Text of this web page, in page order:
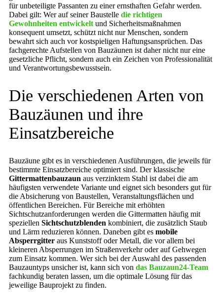
für unbeteiligte Passanten zu einer ernsthaften Gefahr werden.
Dabei gilt: Wer auf seiner Baustelle die richtigen
Gewohnheiten entwickelt und Sicherheitsmaßnahmen
konsequent umsetzt, schützt nicht nur Menschen, sondern
bewahrt sich auch vor kostspieligen Haftungsansprüchen. Das
fachgerechte Aufstellen von Bauzäunen ist daher nicht nur eine
gesetzliche Pflicht, sondern auch ein Zeichen von Professionalität
und Verantwortungsbewusstsein.
Die verschiedenen Arten von
Bauzäunen und ihre
Einsatzbereiche
Bauzäune gibt es in verschiedenen Ausführungen, die jeweils für
bestimmte Einsatzbereiche optimiert sind. Der klassische
Gittermattenbauzaun aus verzinktem Stahl ist dabei die am
häufigsten verwendete Variante und eignet sich besonders gut für
die Absicherung von Baustellen, Veranstaltungsflächen und
öffentlichen Bereichen. Für Bereiche mit erhöhten
Sichtschutzanforderungen werden die Gittermatten häufig mit
speziellen Sichtschutzblenden kombiniert, die zusätzlich Staub
und Lärm reduzieren können. Daneben gibt es mobile
Absperrgitter aus Kunststoff oder Metall, die vor allem bei
kleineren Absperrungen im Straßenverkehr oder auf Gehwegen
zum Einsatz kommen. Wer sich bei der Auswahl des passenden
Bauzauntyps unsicher ist, kann sich von das Bauzaun24-Team
fachkundig beraten lassen, um die optimale Lösung für das
jeweilige Bauprojekt zu finden.